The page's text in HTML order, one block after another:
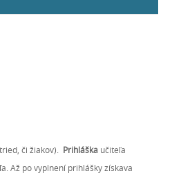
či žiakov). Prihláška učiteľa
Až po vyplnení prihlášky získava